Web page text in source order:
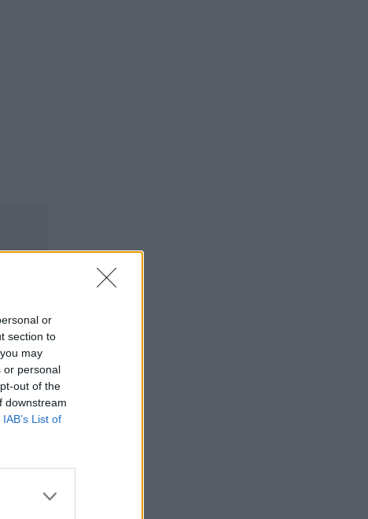
or
section to
may
or personal
out of the
downstream
IAB’s List of